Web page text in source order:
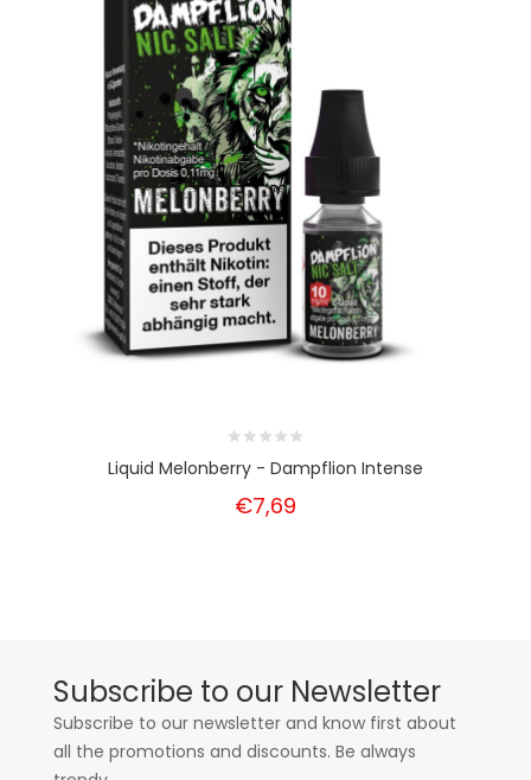
Liquid Melonberry - Dampflion Intense
€7,69
Subscribe to our Newsletter
Subscribe to our newsletter and know first about
all the promotions and discounts. Be always